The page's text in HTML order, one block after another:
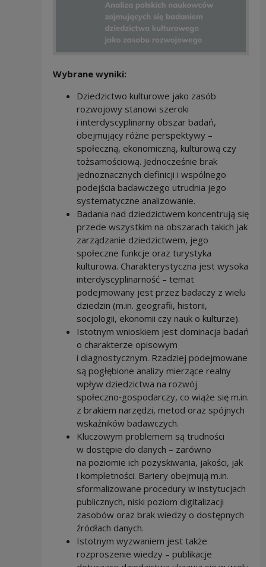
Wybrane wyniki:
Dziedzictwo kulturowe jako zasób
rozwojowy stanowi szeroki
i interdyscyplinarny obszar badań,
obejmujący różne perspektywy –
społeczną, ekonomiczną, kulturową czy
tożsamościową. Jednocześnie brak
jednoznacznych definicji i wspólnego
podejścia badawczego utrudnia jego
systematyczne analizowanie.
Badania nad dziedzictwem koncentrują się
przede wszystkim na obszarach takich jak
zarządzanie dziedzictwem, jego
społeczne funkcje oraz turystyka
kulturowa. Charakterystyczna jest wysoka
interdyscyplinarność – temat
podejmowany jest przez badaczy z wielu
dziedzin (m.in. geografii, historii,
socjologii, ekonomii czy nauk o kulturze).
Istotnym wnioskiem jest dominacja badań
o charakterze opisowym
i diagnostycznym. Rzadziej podejmowane
są pogłębione analizy mierzące realny
wpływ dziedzictwa na rozwój
społeczno‑gospodarczy, co wiąże się m.in.
z brakiem narzędzi, metod oraz spójnych
wskaźników badawczych.
Kluczowym problemem są trudności
w dostępie do danych – zarówno
na poziomie ich pozyskiwania, jakości, jak
i kompletności. Bariery obejmują m.in.
sformalizowane procedury w instytucjach
publicznych, niski poziom digitalizacji
zasobów oraz brak wiedzy o dostępnych
źródłach danych.
Istotnym wyzwaniem jest także
rozproszenie wiedzy – publikacje